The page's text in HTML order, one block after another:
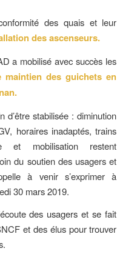
des quais et leur
des ascenseurs.
a mobilisé avec succès les
maintien des guichets en
d’être stabilisée : diminution
horaires inadaptés, trains
et mobilisation restent
du soutien des usagers et
à venir s’exprimer à
30 mars 2019.
des usagers et se fait
et des élus pour trouver